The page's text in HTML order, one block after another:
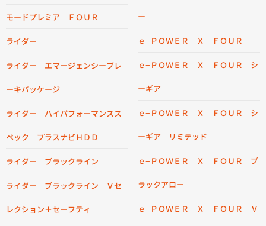
モードプレミア ＦＯＵＲ
ライダー
ライダー エマージェンシーブレ
ーキパッケージ
ライダー ハイパフォーマンスス
ペック プラスナビＨＤＤ
ライダー ブラックライン
ライダー ブラックライン Ｖセ
レクション＋セーフティ
ー
ｅ−ＰＯＷＥＲ Ｘ ＦＯＵＲ
ｅ−ＰＯＷＥＲ Ｘ ＦＯＵＲ シ
ーギア
ｅ−ＰＯＷＥＲ Ｘ ＦＯＵＲ シ
ーギア リミテッド
ｅ−ＰＯＷＥＲ Ｘ ＦＯＵＲ ブ
ラックアロー
ｅ−ＰＯＷＥＲ Ｘ ＦＯＵＲ Ｖ